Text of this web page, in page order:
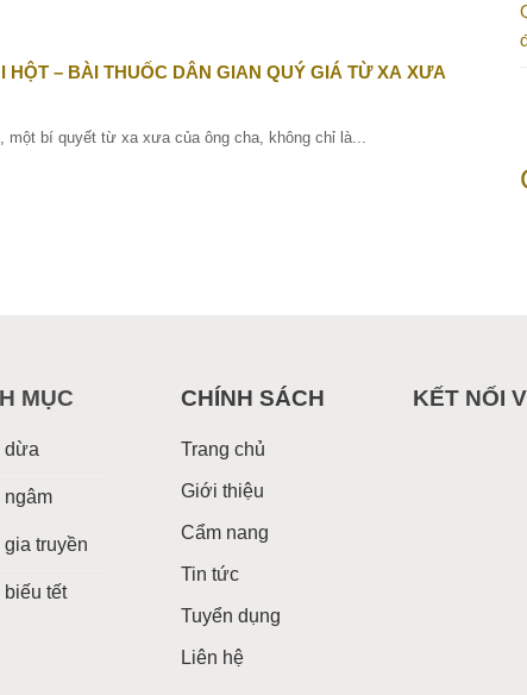
HỘT – BÀI THUỐC DÂN GIAN QUÝ GIÁ TỪ XA XƯA
một bí quyết từ xa xưa của ông cha, không chỉ là...
MỤC
dừa
truyền
tết
CHÍNH SÁCH
Trang chủ
Giới thiệu
Cẩm nang
Tin tức
Tuyển dụng
Liên hệ
KẾT NỐI